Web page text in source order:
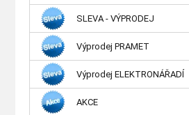
SLEVA - VÝPRODEJ
Výprodej PRAMET
Výprodej ELEKTRONÁŘADÍ
AKCE